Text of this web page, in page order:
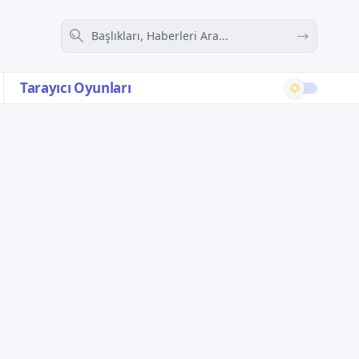
Tarayıcı Oyunları